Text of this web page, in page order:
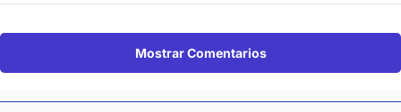
Mostrar Comentarios